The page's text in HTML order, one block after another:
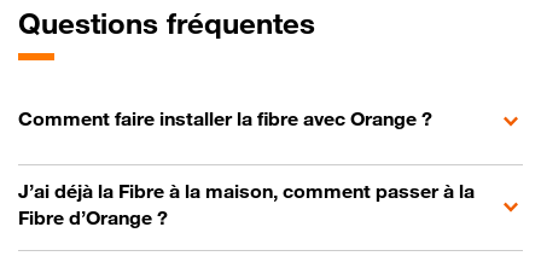
Questions fréquentes
Comment faire installer la fibre avec Orange ?
J’ai déjà la Fibre à la maison, comment passer à la
Fibre d’Orange ?